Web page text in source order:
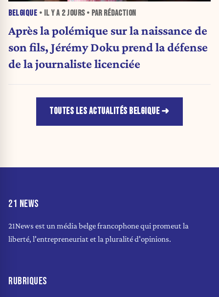
BELGIQUE • IL Y A 2 JOURS• PAR RÉDACTION
Après la polémique sur la naissance de
son fils, Jérémy Doku prend la défense
de la journaliste licenciée
TOUTES LES ACTUALITÉS BELGIQUE
21 NEWS
21News est un média belge francophone qui promeut la
liberté, l'entrepreneuriat et la pluralité d'opinions.
RUBRIQUES